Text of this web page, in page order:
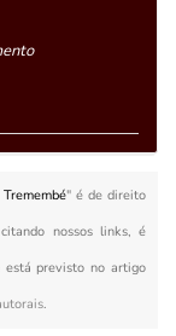
" é de direito
nossos links, é
está previsto no artigo
.